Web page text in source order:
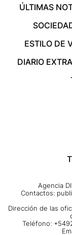
ÚLTIMAS
ESTILO DE
DIARIO EXTRA
Agencia
Contactos:
Dirección de las
Teléfono: